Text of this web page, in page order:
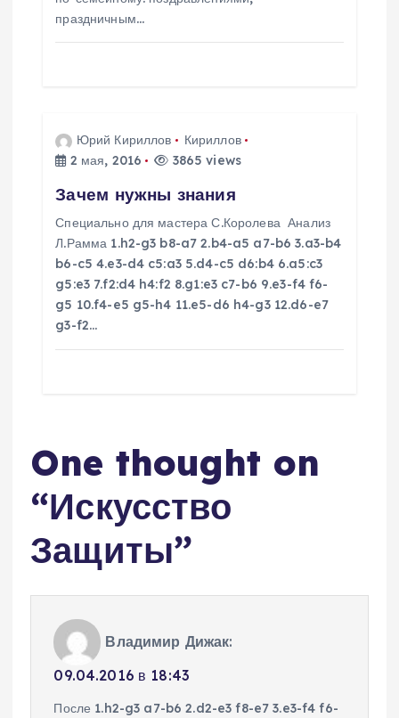
м
праздничным…
Юрий Кириллов
Кириллов
2 мая, 2016
3865 views
Зачем нужны знания
Специально для мастера С.Королева Анализ
Л.Рамма 1.h2-g3 b8-a7 2.b4-a5 a7-b6 3.a3-b4
b6-c5 4.e3-d4 c5:a3 5.d4-c5 d6:b4 6.a5:c3
g5:e3 7.f2:d4 h4:f2 8.g1:e3 c7-b6 9.e3-f4 f6-
g5 10.f4-e5 g5-h4 11.e5-d6 h4-g3 12.d6-e7
g3-f2…
One thought on
“Искусство
Защиты”
Владимир Дижак:
09.04.2016 в 18:43
После 1.h2-g3 a7-b6 2.d2-e3 f8-e7 3.e3-f4 f6-